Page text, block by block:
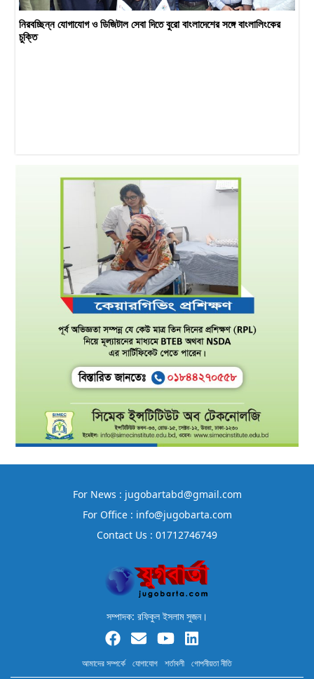
নিরবচ্ছিন্ন যোগাযোগ ও ডিজিটাল সেবা দিতে বুরো বাংলাদেশের সঙ্গে বাংলালিংকের
চুক্তি
For News : jugobartabd@gmail.com
For Office : info@jugobarta.com
Contact Us : 01712746749
সম্পাদক: রফিকুল ইসলাম সুজন।
আমাদের সম্পর্কে যোগাযোগ শর্তাবলী গোপনীয়তা নীতি